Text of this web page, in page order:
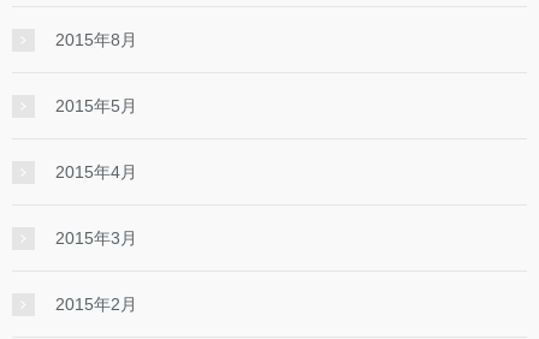
2015年8月
2015年5月
2015年4月
2015年3月
2015年2月